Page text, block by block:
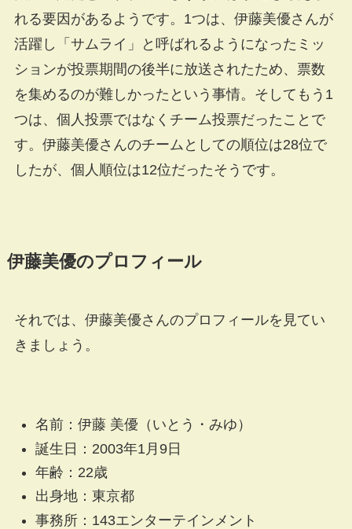
れる要因があるようです。1つは、伊藤美優さんが
活躍し「サムライ」と呼ばれるようになったミッ
ションが投票期間の後半に放送されたため、票数
を集めるのが難しかったという事情。そしてもう1
つは、個人投票ではなくチーム投票だったことで
す。伊藤美優さんのチームとしての順位は28位で
したが、個人順位は12位だったそうです。
伊藤美優のプロフィール
それでは、伊藤美優さんのプロフィールを見てい
きましょう。
名前：伊藤 美優（いとう・みゆ）
誕生日：2003年1月9日
年齢：22歳
出身地：東京都
事務所：143エンターテインメント